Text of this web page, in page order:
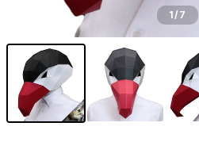
1/7